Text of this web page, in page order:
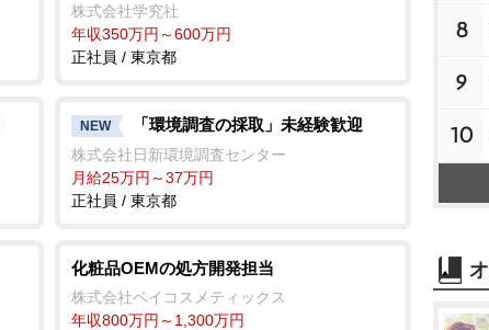
株式会社学究社
年収350万円～600万円
正社員 / 東京都
NEW 「環境調査の採取」未経験歓迎
株式会社日新環境調査センター
月給25万円～37万円
正社員 / 東京都
化粧品OEMの処方開発担当
株式会社ベイコスメティックス
年収800万円～1,300万円
8
9
10